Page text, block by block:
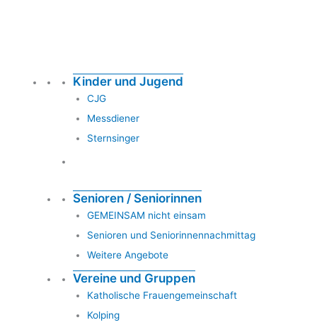
Kinder und Jugend
CJG
Messdiener
Sternsinger
Senioren / Seniorinnen
GEMEINSAM nicht einsam
Senioren und Seniorinnennachmittag
Weitere Angebote
Vereine und Gruppen
Katholische Frauengemeinschaft
Kolping